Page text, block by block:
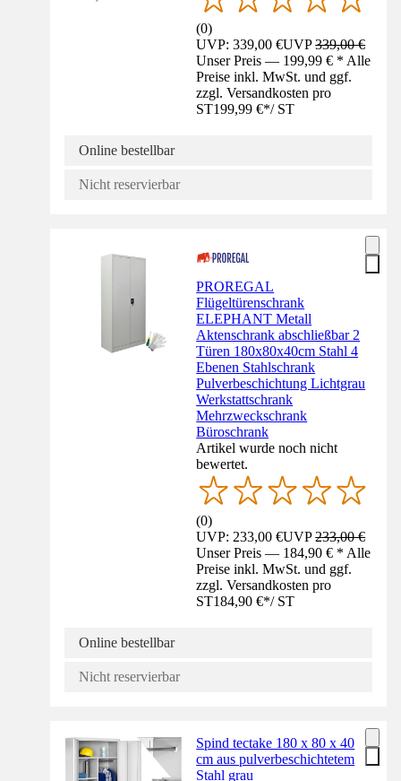
(0)
UVP: 339,00 €UVP339,00 €
Unser Preis — 199,99 € * Alle
Preise inkl. MwSt. und ggf.
zzgl. Versandkosten pro
ST199,99 €*/ ST
Online bestellbar
Nicht reservierbar
PROREGAL
Flügeltürenschrank
ELEPHANT Metall
Aktenschrank abschließbar 2
Türen 180x80x40cm Stahl 4
Ebenen Stahlschrank
Pulverbeschichtung Lichtgrau
Werkstattschrank
Mehrzweckschrank
Büroschrank
Artikel wurde noch nicht
bewertet.
(0)
UVP: 233,00 €UVP233,00 €
Unser Preis — 184,90 € * Alle
Preise inkl. MwSt. und ggf.
zzgl. Versandkosten pro
ST184,90 €*/ ST
Online bestellbar
Nicht reservierbar
Spind tectake 180 x 80 x 40
cm aus pulverbeschichtetem
Stahl grau